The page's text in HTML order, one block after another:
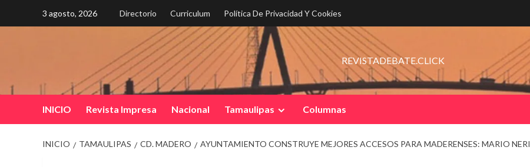
3 agosto, 2026 Directorio Curriculum Política De Privacidad Y Cookies
REVISTADEBATE.CLICK
INICIO Revista Impresa Nacional Tamaulipas Columnas
INICIO TAMAULIPAS CD. MADERO AYUNTAMIENTO CONSTRUYE MEJORES ACCESOS PARA MADERENSES: MARIO NERI